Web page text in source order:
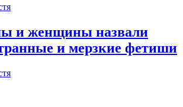
и женщины назвали
и мерзкие фетиши